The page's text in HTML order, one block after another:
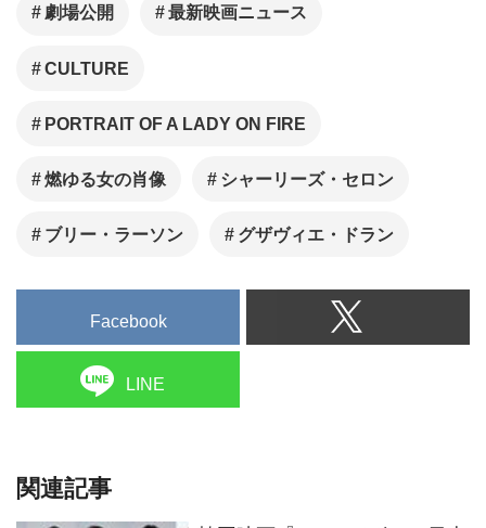
劇場公開 最新映画ニュース
CULTURE
PORTRAIT OF A LADY ON FIRE
燃ゆる女の肖像 シャーリーズ・セロン
ブリー・ラーソン グザヴィエ・ドラン
Facebook
LINE
関連記事